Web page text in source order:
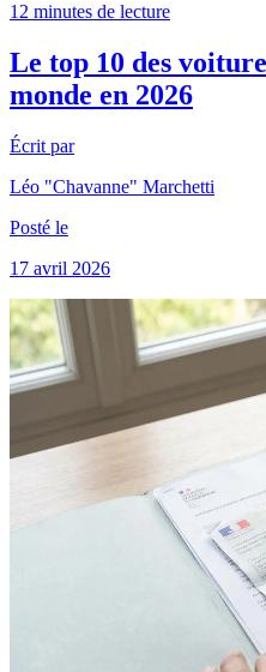
12 minutes de lecture
Le top 10 des
monde en 2026
Écrit par
Léo "Chavanne" Marchetti
Posté le
17 avril 2026